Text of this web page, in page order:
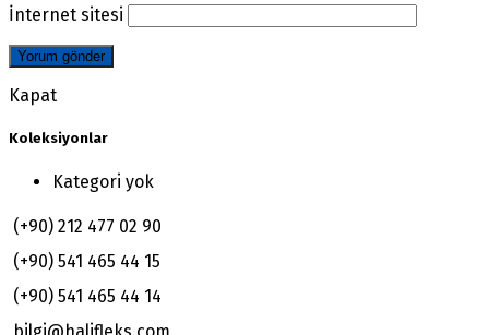
İnternet sitesi
Kapat
Koleksiyonlar
Kategori yok
(+90) 212 477 02 90
(+90) 541 465 44 15
(+90) 541 465 44 14